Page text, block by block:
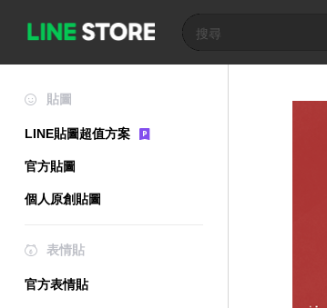
貼圖
LINE貼圖超值方案
官方貼圖
個人原創貼圖
表情貼
官方表情貼